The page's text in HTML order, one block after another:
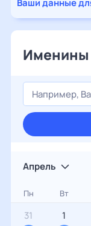
Ваши данные
Именины
Апрель
Пн Вт
31 1